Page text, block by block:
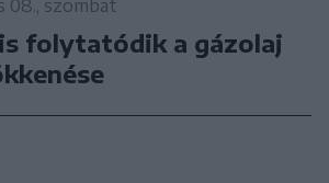
08., szombat
folytatódik a gázolaj